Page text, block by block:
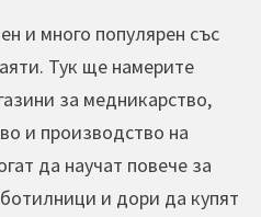
и много популярен със
Тук ще намерите
за медникарство,
и производство на
да научат повече за
и дори да купят